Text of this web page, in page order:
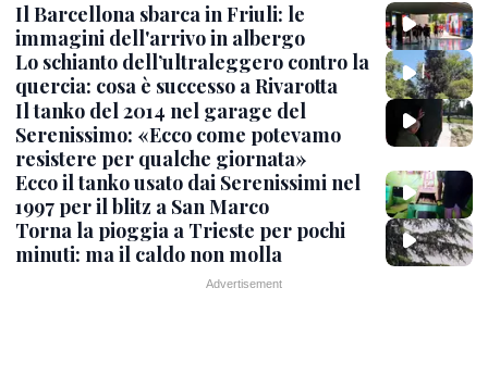
Il Barcellona sbarca in Friuli: le
immagini dell'arrivo in albergo
Lo schianto dell’ultraleggero contro la
quercia: cosa è successo a Rivarotta
Il tanko del 2014 nel garage del
Serenissimo: «Ecco come potevamo
resistere per qualche giornata»
Ecco il tanko usato dai Serenissimi nel
1997 per il blitz a San Marco
Torna la pioggia a Trieste per pochi
minuti: ma il caldo non molla